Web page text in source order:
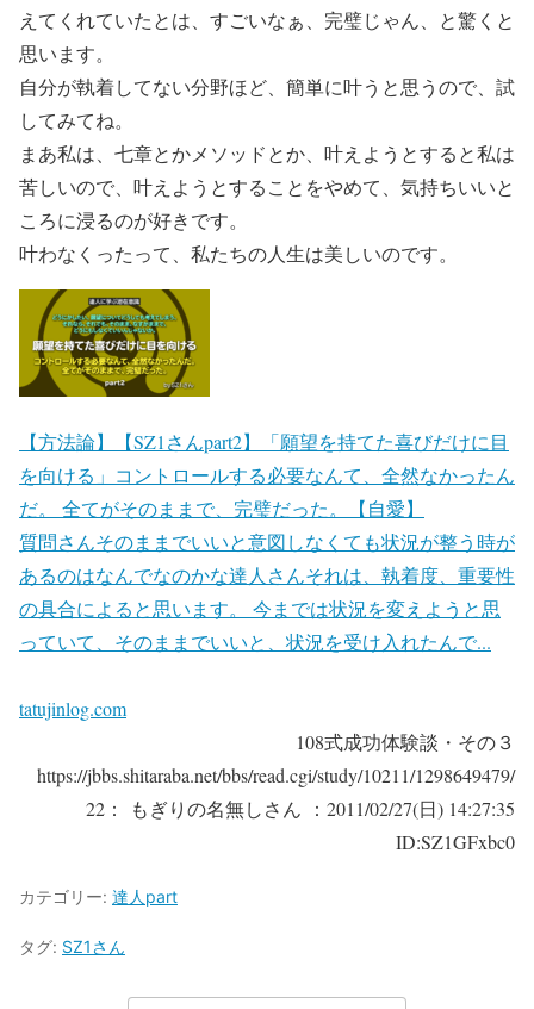
えてくれていたとは、すごいなぁ、完璧じゃん、と驚くと
思います。
自分が執着してない分野ほど、簡単に叶うと思うので、試
してみてね。
まあ私は、七章とかメソッドとか、叶えようとすると私は
苦しいので、叶えようとすることをやめて、気持ちいいと
ころに浸るのが好きです。
叶わなくったって、私たちの人生は美しいのです。
【方法論】【SZ1さんpart2】「願望を持てた喜びだけに目
を向ける」コントロールする必要なんて、全然なかったん
だ。 全てがそのままで、完璧だった。【自愛】
質問さんそのままでいいと意図しなくても状況が整う時が
あるのはなんでなのかな達人さんそれは、執着度、重要性
の具合によると思います。 今までは状況を変えようと思
っていて、そのままでいいと、状況を受け入れたんで...
tatujinlog.com
108式成功体験談・その３
https://jbbs.shitaraba.net/bbs/read.cgi/study/10211/1298649479/
22： もぎりの名無しさん ：2011/02/27(日) 14:27:35
ID:SZ1GFxbc0
カテゴリー: 達人part
タグ: SZ1さん